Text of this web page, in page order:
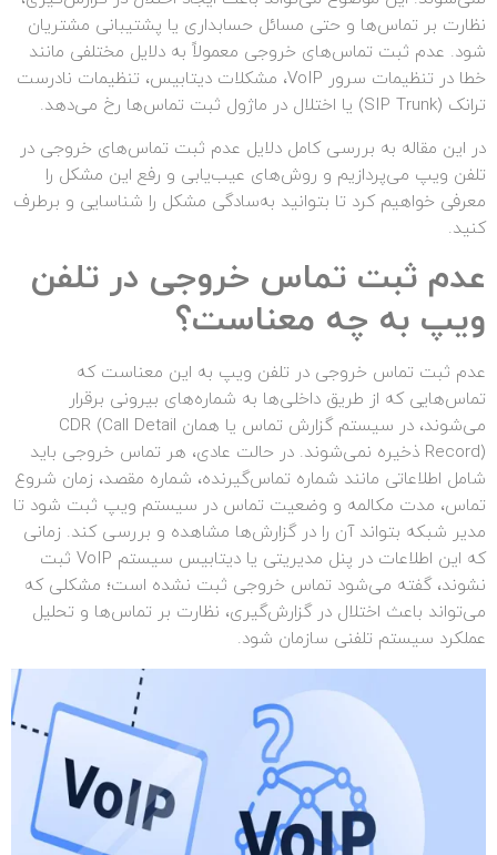
نظارت بر تماس‌ها و حتی مسائل حسابداری یا پشتیبانی مشتریان
شود. عدم ثبت تماس‌های خروجی معمولاً به دلایل مختلفی مانند
خطا در تنظیمات سرور VoIP، مشکلات دیتابیس، تنظیمات نادرست
ترانک (SIP Trunk) یا اختلال در ماژول ثبت تماس‌ها رخ می‌دهد.
در این مقاله به بررسی کامل دلایل عدم ثبت تماس‌های خروجی در
تلفن ویپ می‌پردازیم و روش‌های عیب‌یابی و رفع این مشکل را
معرفی خواهیم کرد تا بتوانید به‌سادگی مشکل را شناسایی و برطرف
کنید.
عدم ثبت تماس خروجی در تلفن
ویپ به چه معناست؟
عدم ثبت تماس خروجی در تلفن ویپ به این معناست که
تماس‌هایی که از طریق داخلی‌ها به شماره‌های بیرونی برقرار
می‌شوند، در سیستم گزارش تماس یا همان CDR (Call Detail
Record) ذخیره نمی‌شوند. در حالت عادی، هر تماس خروجی باید
شامل اطلاعاتی مانند شماره تماس‌گیرنده، شماره مقصد، زمان شروع
تماس، مدت مکالمه و وضعیت تماس در سیستم ویپ ثبت شود تا
مدیر شبکه بتواند آن را در گزارش‌ها مشاهده و بررسی کند. زمانی
که این اطلاعات در پنل مدیریتی یا دیتابیس سیستم VoIP ثبت
نشوند، گفته می‌شود تماس خروجی ثبت نشده است؛ مشکلی که
می‌تواند باعث اختلال در گزارش‌گیری، نظارت بر تماس‌ها و تحلیل
عملکرد سیستم تلفنی سازمان شود.